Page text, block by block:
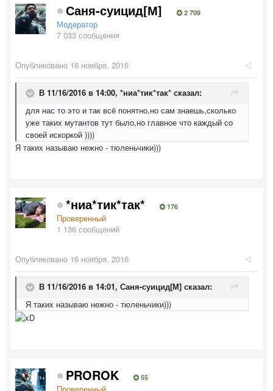
Саня-суицид[М] 2 709
Модератор
7 033 сообщения
Опубликовано 16 ноября, 2016
В 11/16/2016 в 14:00, *ниа*тик*так* сказал:
для нас то это и так всё понятно,но сам знаешь,сколько
уже таких мутантов тут было,но главное что каждый со
своей искоркой ))))
Я таких называю нежно - тюленьчики)))
*ниа*тик*так* 176
Проверенный
1 136 сообщений
Опубликовано 16 ноября, 2016
В 11/16/2016 в 14:01, Саня-суицид[М] сказал:
Я таких называю нежно - тюленьчики)))
PROROK 55